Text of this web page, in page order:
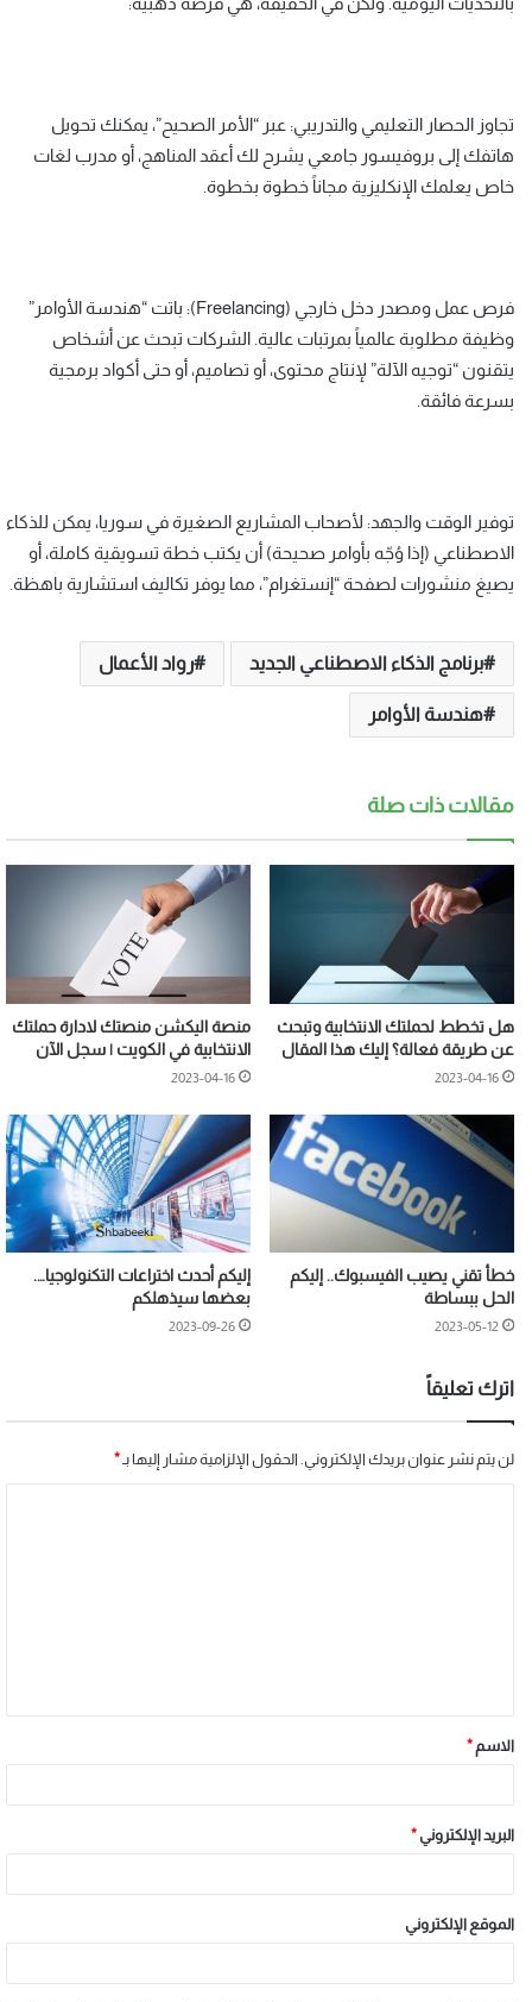
تجاوز الحصار التعليمي والتدريبي: عبر “الأمر الصحيح”، يمكنك تحويل
هاتفك إلى بروفيسور جامعي يشرح لك أعقد المناهج، أو مدرب لغات
خاص يعلمك الإنكليزية مجاناً خطوة بخطوة.
فرص عمل ومصدر دخل خارجي (Freelancing): باتت “هندسة الأوامر”
وظيفة مطلوبة عالمياً بمرتبات عالية. الشركات تبحث عن أشخاص
يتقنون “توجيه الآلة” لإنتاج محتوى، أو تصاميم، أو حتى أكواد برمجية
بسرعة فائقة.
توفير الوقت والجهد: لأصحاب المشاريع الصغيرة في سوريا، يمكن للذكاء
الاصطناعي (إذا وُجّه بأوامر صحيحة) أن يكتب خطة تسويقية كاملة، أو
يصيغ منشورات لصفحة “إنستغرام”، مما يوفر تكاليف استشارية باهظة.
برنامج الذكاء الاصطناعي الجديد رواد الأعمال
هندسة الأوامر
مقالات ذات صلة
هل تخطط لحملتك الانتخابية وتبحث
عن طريقة فعالة؟ إليك هذا المقال
2023-04-16
منصة اليكشن منصتك لادارة حملتك
الانتخابية في الكويت | سجل الآن
2023-04-16
خطأ تقني يصيب الفيسبوك.. إليكم
الحل ببساطة
2023-05-12
إليكم أحدث اختراعات التكنولوجيا….
بعضها سيذهلكم
2023-09-26
اترك تعليقاً
لن يتم نشر عنوان بريدك الإلكتروني. الحقول الإلزامية مشار إليها بـ *
الاسم *
البريد الإلكتروني *
الموقع الإلكتروني